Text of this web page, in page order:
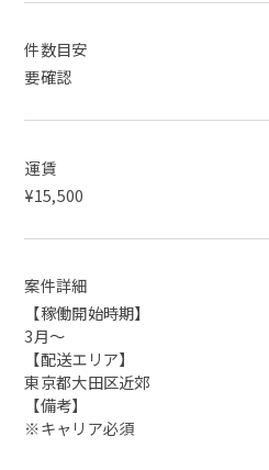
件数目安
要確認
運賃
¥15,500
案件詳細
【稼働開始時期】
3月～
【配送エリア】
東京都大田区近郊
【備考】
※キャリア必須